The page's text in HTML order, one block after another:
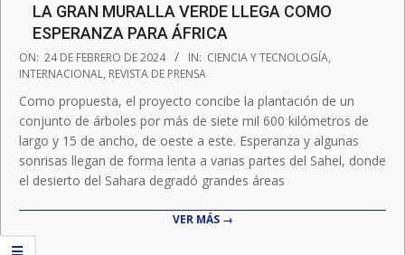
LA GRAN MURALLA VERDE LLEGA COMO
ESPERANZA PARA ÁFRICA
2024-
02-
ON: 24 DE FEBRERO DE 2024 IN: CIENCIA Y TECNOLOGÍA,
INTERNACIONAL, REVISTA DE PRENSA
Como propuesta, el proyecto concibe la plantación de un
conjunto de árboles por más de siete mil 600 kilómetros de
largo y 15 de ancho, de oeste a este. Esperanza y algunas
sonrisas llegan de forma lenta a varias partes del Sahel, donde
el desierto del Sahara degradó grandes áreas
VER MÁS →